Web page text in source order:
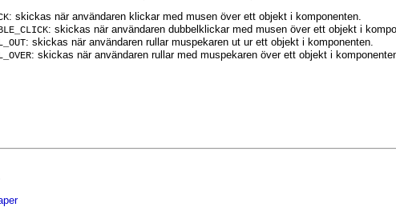
: skickas när användaren klickar med musen över ett objekt i komponenten.
: skickas när användaren dubbelklickar med musen över ett objekt i
: skickas när användaren rullar muspekaren ut ur ett objekt i komponenten.
: skickas när användaren rullar med muspekaren över ett objekt i